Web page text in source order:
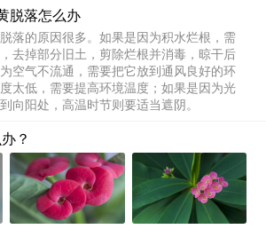
脱落怎么办
落的原因很多。如果是因为积水烂根，需
去掉部分旧土，剪除烂根并消毒，晾干后
空气不流通，需要把它放到通风良好的环
太低，需要提高环境温度；如果是因为光
向阳处，高温时节则要适当遮阴。
？